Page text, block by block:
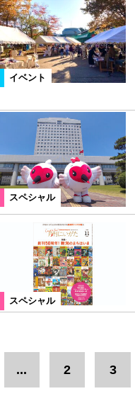
イベント
スペシャル
スペシャル
... 2 3